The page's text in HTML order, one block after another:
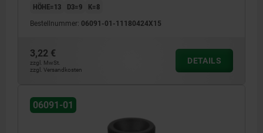
HÖHE=13
D3=9 K=8
Bestellnummer: 06091-01-11180424X15
3,22 €
zzgl. MwSt.
zzgl. Versandkosten
DETAILS
06091-01